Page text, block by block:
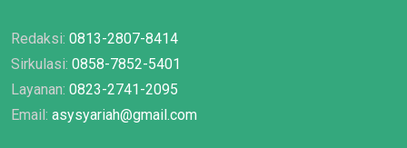
Redaksi: 0813-2807-8414
Sirkulasi: 0858-7852-5401
Layanan: 0823-2741-2095
Email: asysyariah@gmail.com